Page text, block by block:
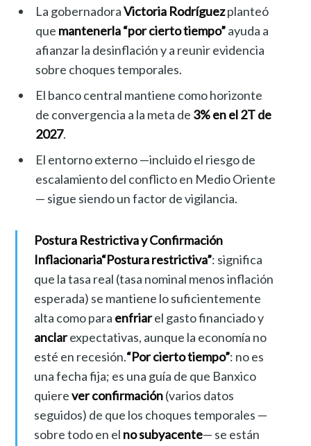
La gobernadoraVictoria Rodríguezplanteó
que mantenerla “por cierto tiempo”ayuda a
afianzar la desinflación y a reunir evidencia
sobre choques temporales.
El banco central mantiene como horizonte
de convergencia a la meta de 3% en el 2T de
2027.
El entorno externo —incluido el riesgo de
escalamiento del conflicto en Medio Oriente
— sigue siendo un factor de vigilancia.
Postura Restrictiva y Confirmación
Inflacionaria“Postura restrictiva”: significa
que la tasa real (tasa nominal menos inflación
esperada) se mantiene lo suficientemente
alta como para enfriarel gasto financiado y
anclarexpectativas, aunque la economía no
esté en recesión.“Por cierto tiempo”: no es
una fecha fija; es una guía de que Banxico
quierever confirmación(varios datos
seguidos) de que los choques temporales —
sobre todo en el no subyacente— se están